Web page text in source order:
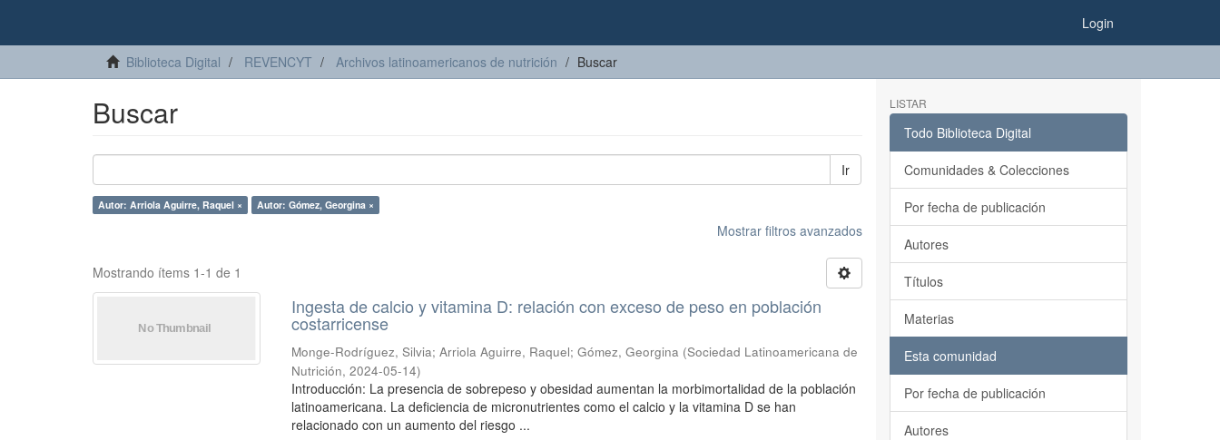
Login
Biblioteca Digital REVENCYT Archivos latinoamericanos de nutrición Buscar
Buscar
Ir
Autor: Arriola Aguirre, Raquel × Autor: Gómez, Georgina ×
Mostrar filtros avanzados
Mostrando ítems 1-1 de 1
Ingesta de calcio y vitamina D: relación con exceso de peso en población
costarricense
Monge-Rodríguez, Silvia;Arriola Aguirre, Raquel;Gómez, Georgina (Sociedad Latinoamericana de
Nutrición,2024-05-14)
Introducción: La presencia de sobrepeso y obesidad aumentan la morbimortalidad de la población
latinoamericana. La deficiencia de micronutrientes como el calcio y la vitamina D se han
relacionado con un aumento del riesgo ...
LISTAR
Todo Biblioteca Digital
Comunidades & Colecciones
Por fecha de publicación
Autores
Títulos
Materias
Esta comunidad
Por fecha de publicación
Autores